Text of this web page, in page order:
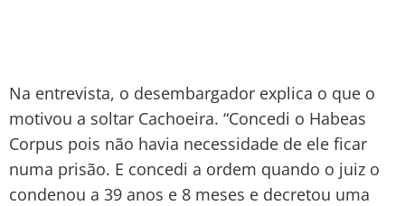
Na entrevista, o desembargador explica o que o
motivou a soltar Cachoeira. “Concedi o Habeas
Corpus pois não havia necessidade de ele ficar
numa prisão. E concedi a ordem quando o juiz o
condenou a 39 anos e 8 meses e decretou uma